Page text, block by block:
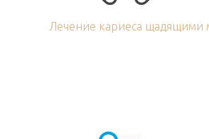
Лечение кариеса щадящими